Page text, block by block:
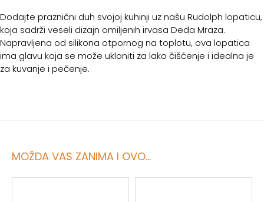
Dodajte praznični duh svojoj kuhinji uz našu Rudolph lopaticu,
koja sadrži veseli dizajn omiljenih irvasa Deda Mraza.
Napravljena od silikona otpornog na toplotu, ova lopatica
ima glavu koja se može ukloniti za lako čišćenje i idealna je
za kuvanje i pečenje.
MOŽDA VAS ZANIMA I OVO...